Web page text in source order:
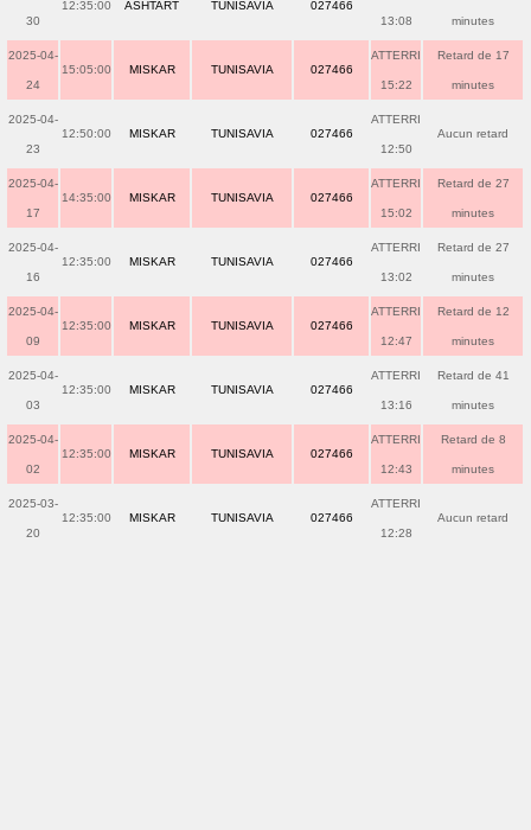
30
12:35:00 ASHTART TUNISAVIA 027466
13:08 minutes
2025-04-
24
15:05:00 MISKAR TUNISAVIA 027466
ATTERRI
15:22
Retard de 17
minutes
2025-04-
23
12:50:00 MISKAR TUNISAVIA 027466
ATTERRI
12:50
Aucun retard
2025-04-
17
14:35:00 MISKAR TUNISAVIA 027466
ATTERRI
15:02
Retard de 27
minutes
2025-04-
16
12:35:00 MISKAR TUNISAVIA 027466
ATTERRI
13:02
Retard de 27
minutes
2025-04-
09
12:35:00 MISKAR TUNISAVIA 027466
ATTERRI
12:47
Retard de 12
minutes
2025-04-
03
12:35:00 MISKAR TUNISAVIA 027466
ATTERRI
13:16
Retard de 41
minutes
2025-04-
02
12:35:00 MISKAR TUNISAVIA 027466
ATTERRI
12:43
Retard de 8
minutes
2025-03-
20
12:35:00 MISKAR TUNISAVIA 027466
ATTERRI
12:28
Aucun retard